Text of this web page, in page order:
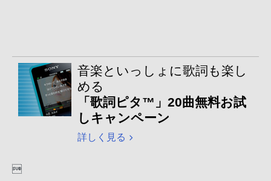
音楽といっしょに歌詞も楽し
める
「歌詞ピタ™」20曲無料お試
しキャンペーン
詳しく見る
